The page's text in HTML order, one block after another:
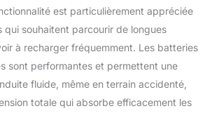
intelligent】 le vélo
électrique M20 dispose
d'un écran LCD
intelligent qui fournit des
informations en temps
réel telles que la
puissance, la vitesse, le
kilométrage et d'autres
est particulièrement appréciée
qui souhaitent parcourir de longues
à recharger fréquemment. Les batteries
sont performantes et permettent une
fluide, même en terrain accidenté,
totale qui absorbe efficacement les